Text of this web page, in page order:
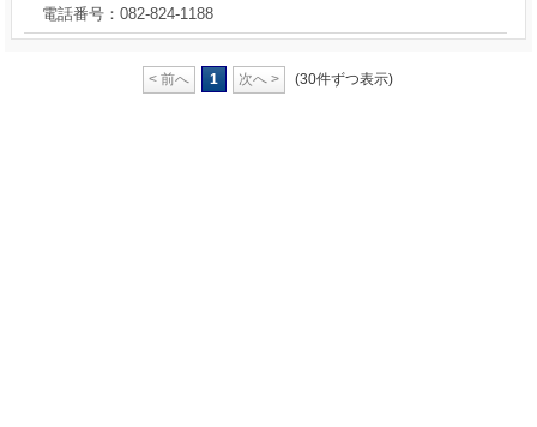
電話番号：082-824-1188
< 前へ 1 次へ > (30件ずつ表示)